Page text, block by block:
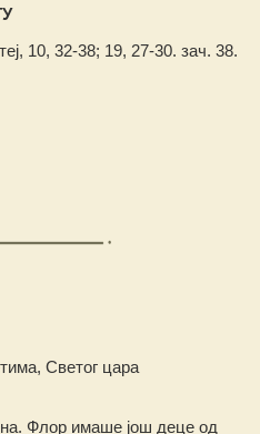
10, 32-38; 19, 27-30. зач. 38.
Светoг цара
Флор имаше још деце од